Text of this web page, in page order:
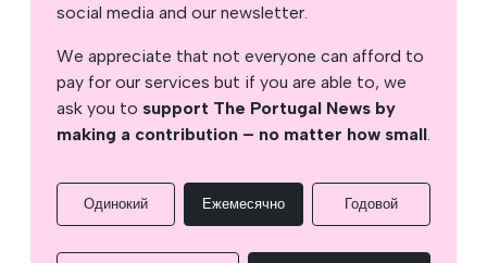
social media and our newsletter.
We appreciate that not everyone can afford to
pay for our services but if you are able to, we
ask you to support The Portugal News by
making a contribution – no matter how small.
Одинокий Ежемесячно Годовой